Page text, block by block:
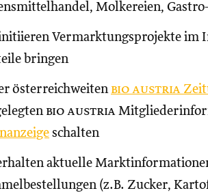
Molkereien,
Vermarktungsprojekte im
bringen
österreichweiten bio austria
bio austria
schalten
aktuelle
(z.B. Zucker,